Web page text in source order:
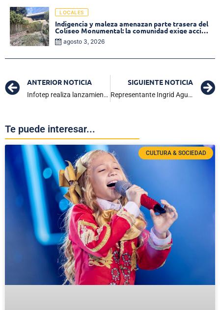
LOCALES
Indigencia y maleza amenazan parte trasera del
Coliseo Monumental: la comunidad exige acción
inmediata!
agosto 3, 2026
ANTERIOR NOTICIA
Infotep realiza lanzamiento de su Club de Lectura ‘Tobiexe’ 2024
SIGUIENTE NOTICIA
Representante Ingrid Aguirre radica acción popular para frenar las alzas en el servicio de energía en la Región Caribe
Te puede interesar...
CULTURA & SOCIEDAD